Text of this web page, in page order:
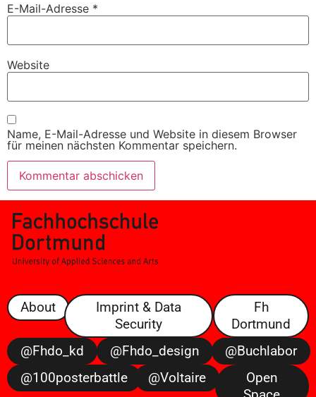
E-Mail-Adresse *
Website
Name, E-Mail-Adresse und Website in diesem Browser
für meinen nächsten Kommentar speichern.
About
Imprint & Data
Security
Fh
Dortmund
@fhdo_kd
@fhdo_design
@buchlabor
@100posterbattle
@voltaire
Open